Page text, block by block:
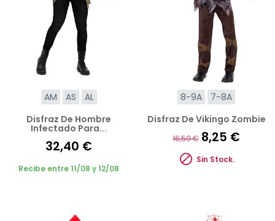
AM AS
AL
Disfraz De Hombre
Infectado Para...
32,40 €
Recibe entre 11/08 y 12/08
8-9A
7-8A
Disfraz De Vikingo Zombie
16,50 € 8,25 €
 Sin Stock.